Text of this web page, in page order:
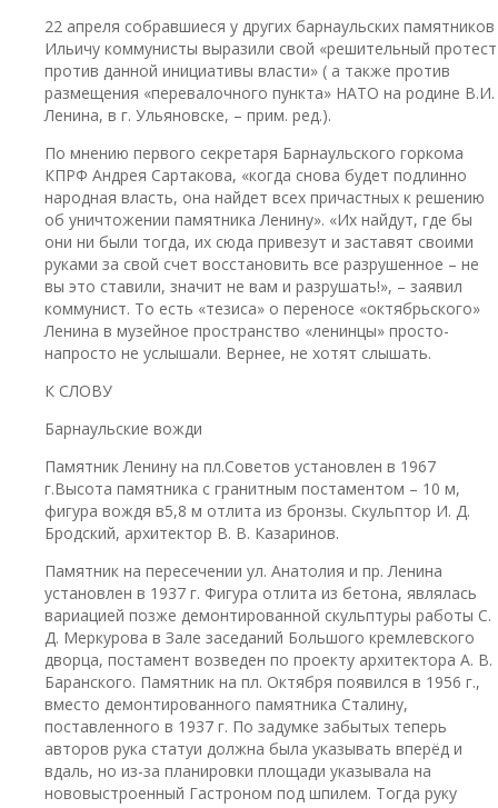
22 апреля собравшиеся у других барнаульских памятников
Ильичу коммунисты выразили свой «решительный протест
против данной инициативы власти» ( а также против
размещения «перевалочного пункта» НАТО на родине В.И.
Ленина, в г. Ульяновске, – прим. ред.).
По мнению первого секретаря Барнаульского горкома
КПРФ Андрея Сартакова, «когда снова будет подлинно
народная власть, она найдет всех причастных к решению
об уничтожении памятника Ленину». «Их найдут, где бы
они ни были тогда, их сюда привезут и заставят своими
руками за свой счет восстановить все разрушенное – не
вы это ставили, значит не вам и разрушать!», – заявил
коммунист. То есть «тезиса» о переносе «октябрьского»
Ленина в музейное пространство «ленинцы» просто-
напросто не услышали. Вернее, не хотят слышать.
К СЛОВУ
Барнаульские вожди
Памятник Ленину на пл.Советов установлен в 1967
г.Высота памятника с гранитным постаментом – 10 м,
фигура вождя в5,8 м отлита из бронзы. Скульптор И. Д.
Бродский, архитектор В. В. Казаринов.
Памятник на пересечении ул. Анатолия и пр. Ленина
установлен в 1937 г. Фигура отлита из бетона, являлась
вариацией позже демонтированной скульптуры работы С.
Д. Меркурова в Зале заседаний Большого кремлевского
дворца, постамент возведен по проекту архитектора А. В.
Баранского. Памятник на пл. Октября появился в 1956 г.,
вместо демонтированного памятника Сталину,
поставленного в 1937 г. По задумке забытых теперь
авторов рука статуи должна была указывать вперёд и
вдаль, но из-за планировки площади указывала на
нововыстроенный Гастроном под шпилем. Тогда руку